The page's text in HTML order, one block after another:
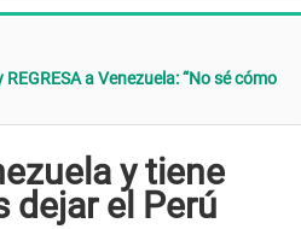
a Venezuela: “No sé cómo
y tiene
dejar el Perú